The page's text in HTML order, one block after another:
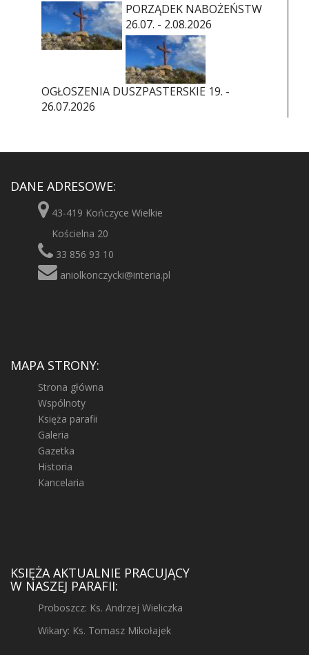
PORZĄDEK NABOŻEŃSTW
26.07. - 2.08.2026
OGŁOSZENIA DUSZPASTERSKIE 19. -
26.07.2026
DANE ADRESOWE:
43-419 Kończyce Wielkie
Kościelna 20
33 856 93 10
aniolkonczycki@interia.pl
MAPA STRONY:
Strona główna
Wspólnoty
Księża parafii
Galeria
Gazetka
Historia
Kancelaria
KSIĘŻA AKTUALNIE PRACUJĄCY
W NASZEJ PARAFII:
Proboszcz: Ks. Andrzej Wieliczka
Wikary: Ks. Tomasz Mikołajek